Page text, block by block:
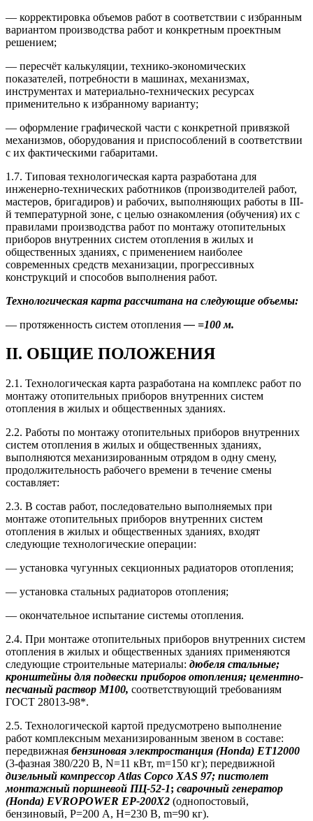
— корректировка объемов работ в соответствии с избранным
вариантом производства работ и конкретным проектным
решением;
— пересчёт калькуляции, технико-экономических
показателей, потребности в машинах, механизмах,
инструментах и материально-технических ресурсах
применительно к избранному варианту;
— оформление графической части с конкретной привязкой
механизмов, оборудования и приспособлений в соответствии
с их фактическими габаритами.
1.7. Типовая технологическая карта разработана для
инженерно-технических работников (производителей работ,
мастеров, бригадиров) и рабочих, выполняющих работы в III-
й температурной зоне, с целью ознакомления (обучения) их с
правилами производства работ по монтажу отопительных
приборов внутренних систем отопления в жилых и
общественных зданиях, с применением наиболее
современных средств механизации, прогрессивных
конструкций и способов выполнения работ.
Технологическая карта рассчитана на следующие объемы:
— протяженность систем отопления— =100 м.
II. ОБЩИЕ ПОЛОЖЕНИЯ
2.1. Технологическая карта разработана на комплекс работ по
монтажу отопительных приборов внутренних систем
отопления в жилых и общественных зданиях.
2.2. Работы по монтажу отопительных приборов внутренних
систем отопления в жилых и общественных зданиях,
выполняются механизированным отрядом в одну смену,
продолжительность рабочего времени в течение смены
составляет:
2.3. В состав работ, последовательно выполняемых при
монтаже отопительных приборов внутренних систем
отопления в жилых и общественных зданиях, входят
следующие технологические операции:
— установка чугунных секционных радиаторов отопления;
— установка стальных радиаторов отопления;
— окончательное испытание системы отопления.
2.4. При монтаже отопительных приборов внутренних систем
отопления в жилых и общественных зданиях применяются
следующие строительные материалы: дюбеля стальные;
кронштейны для подвески приборов отопления; цементно-
песчаный раствор М100, соответствующий требованиям
ГОСТ 28013-98*.
2.5. Технологической картой предусмотрено выполнение
работ комплексным механизированным звеном в составе:
передвижная бензиновая электростанция (Honda) ET12000
(3-фазная 380/220 В, N=11 кВт, m=150 кг); передвижной
дизельный компрессор Atlas Copco XAS 97; пистолет
монтажный поршневой ПЦ-52-1; сварочный генератор
(Honda) EVROPOWER ЕР-200Х2 (однопостовый,
бензиновый, Р=200 А, Н=230 В, m=90 кг).